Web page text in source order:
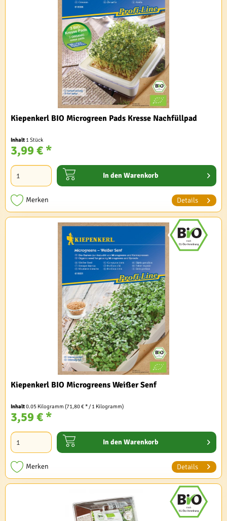
Kiepenkerl BIO Microgreen Pads Kresse Nachfüllpad
Inhalt 1 Stück
3,99 € *
In den Warenkorb
Merken Details
Kiepenkerl BIO Microgreens Weißer Senf
Inhalt0.05 Kilogramm(71,80 € * / 1 Kilogramm)
3,59 € *
In den Warenkorb
Merken Details